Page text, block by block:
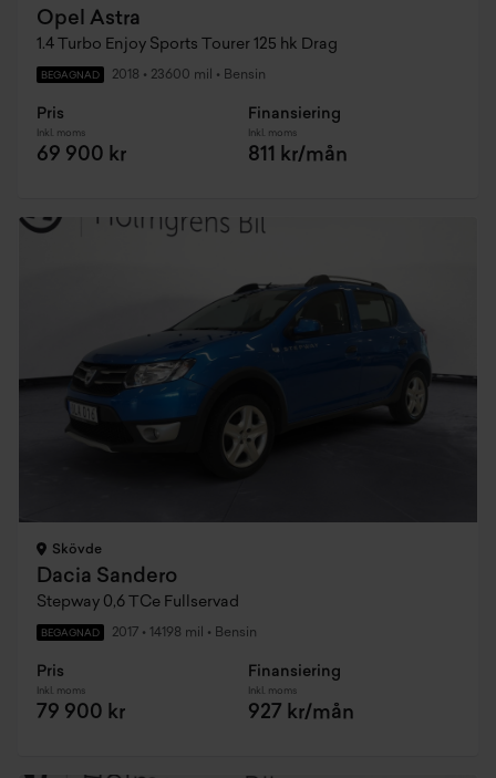
Opel Astra
1.4 Turbo Enjoy Sports Tourer 125 hk Drag
BEGAGNAD 2018 • 23600 mil • Bensin
Pris
Inkl. moms
69 900 kr
Finansiering
Inkl. moms
811 kr/mån
Skövde
Dacia Sandero
Stepway 0,6 TCe Fullservad
BEGAGNAD 2017 • 14198 mil • Bensin
Pris
Inkl. moms
79 900 kr
Finansiering
Inkl. moms
927 kr/mån